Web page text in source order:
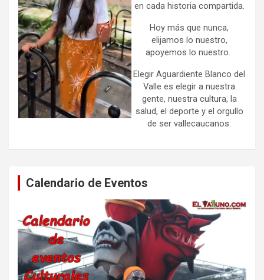
en cada historia compartida.
Hoy más que nunca,
elijamos lo nuestro,
apoyemos lo nuestro.
Elegir Aguardiente Blanco del
Valle es elegir a nuestra
gente, nuestra cultura, la
salud, el deporte y el orgullo
de ser vallecaucanos.
Calendario de Eventos